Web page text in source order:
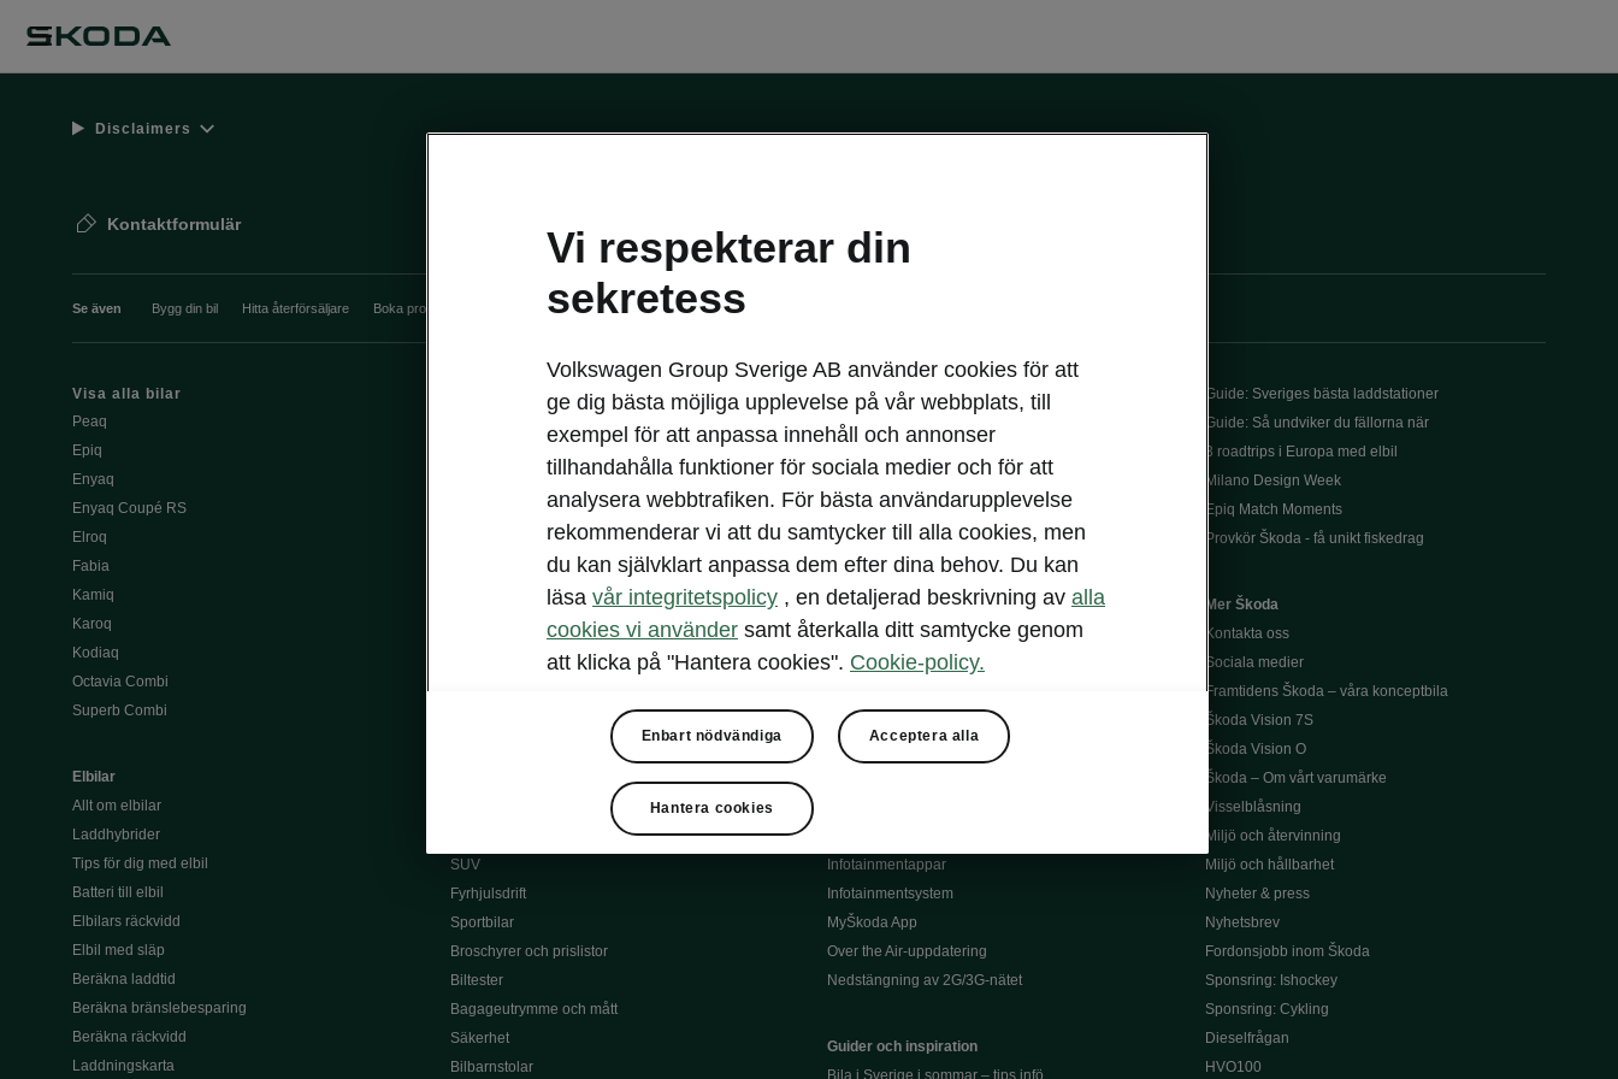
Disclaimers
Kontaktformulär
Se även Bygg din bil Hitta återförsäljare Boka provkörning Våra erbjudanden Privatleasing online
Visa alla bilar
Peaq
Epiq
Enyaq
Enyaq Coupé RS
Elroq
Fabia
Kamiq
Karoq
Kodiaq
Octavia Combi
Superb Combi
Elbilar
Allt om elbilar
Laddhybrider
Tips för dig med elbil
Batteri till elbil
Elbilars räckvidd
Elbil med släp
Beräkna laddtid
Beräkna bränslebesparing
Beräkna räckvidd
Laddningskarta
Ladda elbil publikt
Begagnade bilar
Välj rätt finansiering
Serviceavtal och försäkring
SUV
Fyrhjulsdrift
Sportbilar
Broschyrer och prislistor
Biltester
Bagageutrymme och mått
Säkerhet
Bilbarnstolar
Service och din bil
Škoda Service
Originaldelar
Vägassistans
Serviceavtal
Bli testpilot service
Däck
Instruktionsbok till din Škoda
Information om batterier
Garantier
Infotainmentappar
Infotainmentsystem
MyŠkoda App
Over the Air-uppdatering
Nedstängning av 2G/3G-nätet
Guider och inspiration
Bila i Sverige i sommar – tips infö
Guide: Sveriges bästa laddstationer
Guide: Så undviker du fällorna när
3 roadtrips i Europa med elbil
Milano Design Week
Epiq Match Moments
Provkör Škoda - få unikt fiskedrag
Mer Škoda
Kontakta oss
Sociala medier
Framtidens Škoda – våra konceptbila
Škoda Vision 7S
Škoda Vision O
Škoda – Om vårt varumärke
Visselblåsning
Miljö och återvinning
Miljö och hållbarhet
Nyheter & press
Nyhetsbrev
Fordonsjobb inom Škoda
Sponsring: Ishockey
Sponsring: Cykling
Dieselfrågan
HVO100
Vi respekterar din
sekretess
Volkswagen Group Sverige AB använder cookies för att
ge dig bästa möjliga upplevelse på vår webbplats, till
exempel för att anpassa innehåll och annonser
tillhandahålla funktioner för sociala medier och för att
analysera webbtrafiken. För bästa användarupplevelse
rekommenderar vi att du samtycker till alla cookies, men
du kan självklart anpassa dem efter dina behov. Du kan
läsa vår integritetspolicy , en detaljerad beskrivning av alla
cookies vi använder samt återkalla ditt samtycke genom
att klicka på "Hantera cookies". Cookie-policy.
Enbart nödvändiga Acceptera alla
Hantera cookies